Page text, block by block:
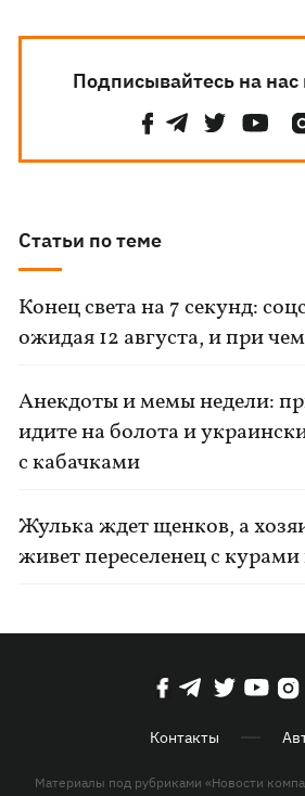
Подписывайтесь на нас
Статьи по теме
Конец света на 7 секунд:
ожидая 12 августа, и при
Анекдоты и мемы недели:
идите на болота и
с кабачками
Жулька ждет щенков, а
живет переселенец с
Контакты
Материалы под рубриками «Новости